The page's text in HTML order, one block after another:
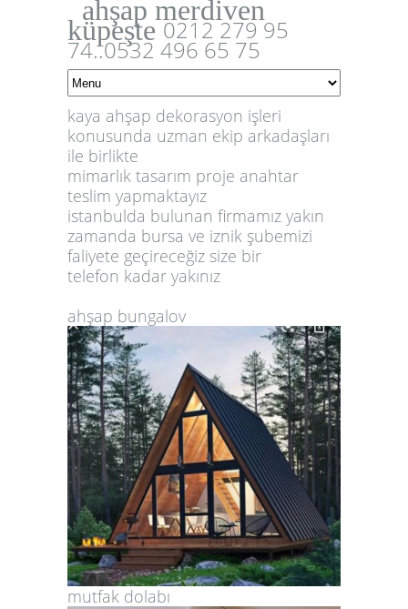
ahşap merdiven
küpeşte0212 279 95
74..0532 496 65 75
kaya ahşap dekorasyon işleri
konusunda uzman ekip arkadaşları
ile birlikte
mimarlık tasarım proje anahtar
teslim yapmaktayız
istanbulda bulunan firmamız yakın
zamanda bursa ve iznik şubemizi
faliyete geçireceğiz size bir
telefon kadar yakınız
ahşap bungalov
mutfak dolabı